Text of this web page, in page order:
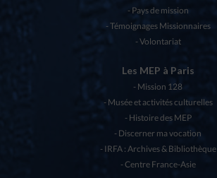
Pays de mission
Témoignages Missionnaires
Volontariat
Les MEP à Paris
Mission 128
Musée et activités culturelles
Histoire des MEP
Discerner ma vocation
IRFA : Archives & Bibliothèque
Centre France-Asie